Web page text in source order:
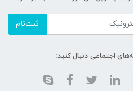
ثبت‌نام
اجتماعی دنبال کنید: